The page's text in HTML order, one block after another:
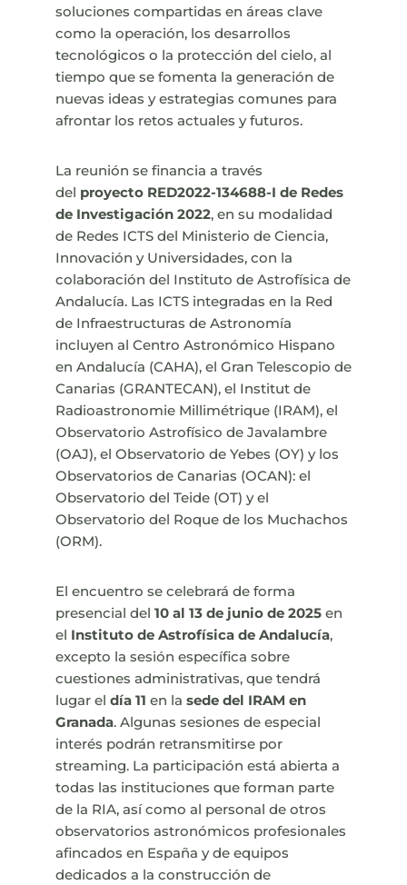
soluciones compartidas en áreas clave
como la operación, los desarrollos
tecnológicos o la protección del cielo, al
tiempo que se fomenta la generación de
nuevas ideas y estrategias comunes para
afrontar los retos actuales y futuros.
La reunión se financia a través
del proyecto RED2022-134688-I de Redes
de Investigación 2022, en su modalidad
de Redes ICTS del Ministerio de Ciencia,
Innovación y Universidades, con la
colaboración del Instituto de Astrofísica de
Andalucía. Las ICTS integradas en la Red
de Infraestructuras de Astronomía
incluyen al Centro Astronómico Hispano
en Andalucía (CAHA), el Gran Telescopio de
Canarias (GRANTECAN), el Institut de
Radioastronomie Millimétrique (IRAM), el
Observatorio Astrofísico de Javalambre
(OAJ), el Observatorio de Yebes (OY) y los
Observatorios de Canarias (OCAN): el
Observatorio del Teide (OT) y el
Observatorio del Roque de los Muchachos
(ORM).
El encuentro se celebrará de forma
presencial del 10 al 13 de junio de 2025en
el Instituto de Astrofísica de Andalucía,
excepto la sesión específica sobre
cuestiones administrativas, que tendrá
lugar el día 11 en la sede del IRAM en
Granada. Algunas sesiones de especial
interés podrán retransmitirse por
streaming. La participación está abierta a
todas las instituciones que forman parte
de la RIA, así como al personal de otros
observatorios astronómicos profesionales
afincados en España y de equipos
dedicados a la construcción de